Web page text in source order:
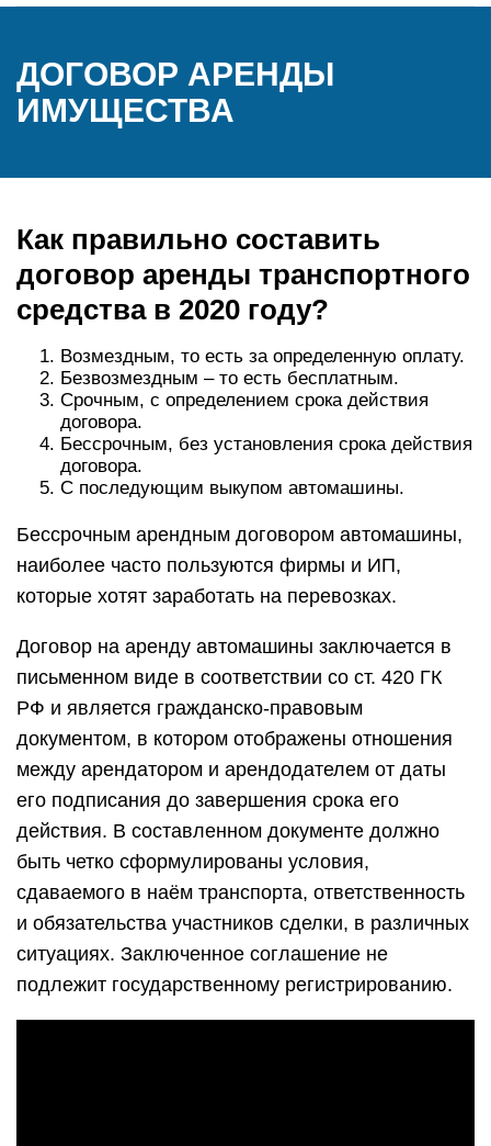
ДОГОВОР АРЕНДЫ
ИМУЩЕСТВА
Как правильно составить
договор аренды транспортного
средства в 2020 году?
Возмездным, то есть за определенную оплату.
Безвозмездным – то есть бесплатным.
Срочным, с определением срока действия
договора.
Бессрочным, без установления срока действия
договора.
С последующим выкупом автомашины.
Бессрочным арендным договором автомашины,
наиболее часто пользуются фирмы и ИП,
которые хотят заработать на перевозках.
Договор на аренду автомашины заключается в
письменном виде в соответствии со ст. 420 ГК
РФ и является гражданско-правовым
документом, в котором отображены отношения
между арендатором и арендодателем от даты
его подписания до завершения срока его
действия. В составленном документе должно
быть четко сформулированы условия,
сдаваемого в наём транспорта, ответственность
и обязательства участников сделки, в различных
ситуациях. Заключенное соглашение не
подлежит государственному регистрированию.